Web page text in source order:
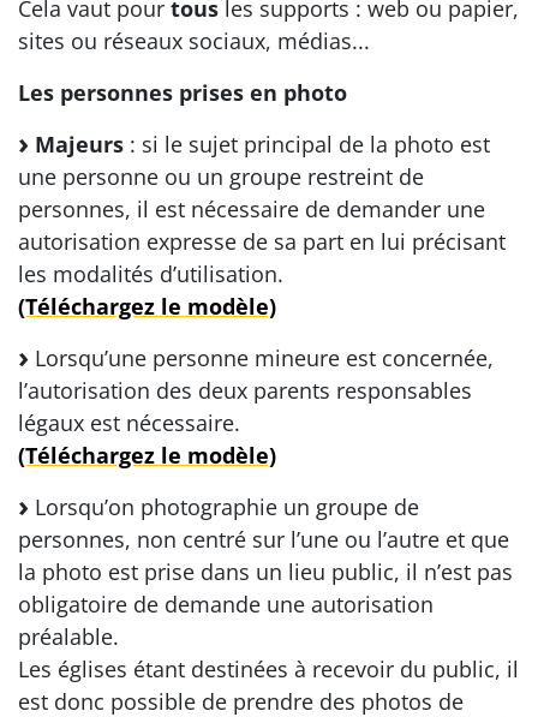
Cela vaut pour tous les supports : web ou papier,
sites ou réseaux sociaux, médias...
Les personnes prises en photo
Majeurs : si le sujet principal de la photo est
une personne ou un groupe restreint de
personnes, il est nécessaire de demander une
autorisation expresse de sa part en lui précisant
les modalités d’utilisation.
(Téléchargez le modèle)
Lorsqu’une personne mineure est concernée,
l’autorisation des deux parents responsables
légaux est nécessaire.
(Téléchargez le modèle)
Lorsqu’on photographie un groupe de
personnes, non centré sur l’une ou l’autre et que
la photo est prise dans un lieu public, il n’est pas
obligatoire de demande une autorisation
préalable.
Les églises étant destinées à recevoir du public, il
est donc possible de prendre des photos de